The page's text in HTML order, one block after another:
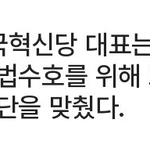
혁신당 대표
수호를 위
을 맞췄다.